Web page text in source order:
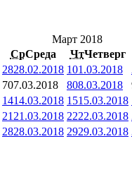
Март 2018
СрСреда ЧтЧетверг
2828.02.2018 101.03.2018
707.03.2018 808.03.2018
1414.03.2018 1515.03.2018
21 21.03.2018 2222.03.2018
2828.03.2018 2929.03.2018